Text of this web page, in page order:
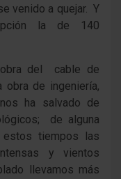
venido a quejar. Y
la de 140
del cable de
obra de ingeniería,
ha salvado de
de alguna
tiempos las
y vientos
llevamos más